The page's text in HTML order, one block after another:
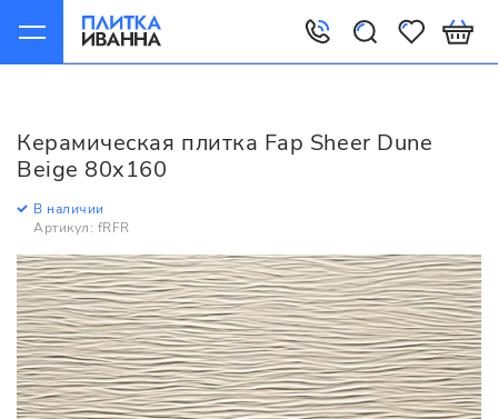
Керамическая плитка Fap Sheer Dune
Beige 80x160
В наличии
Артикул: fRFR